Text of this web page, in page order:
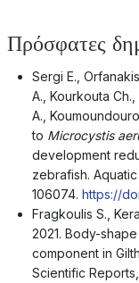
Πρόσφατες
Sergi E.,
A., Kourkouta
A.,
to Microcystis
development
zebrafish.
106074. https://
Fragkoulis S.,
2021. Body-
component in
Scientific Reports,